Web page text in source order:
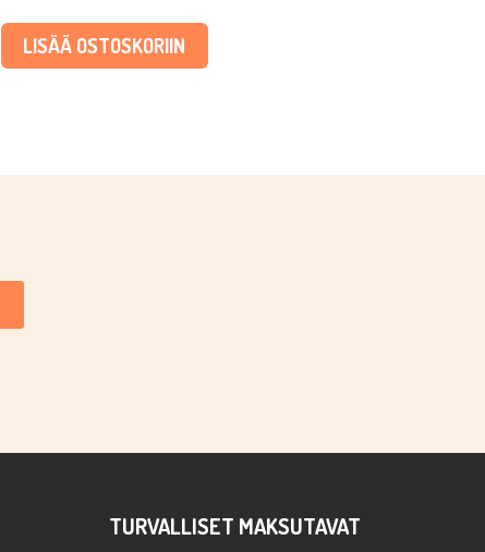
€6,90.€3,80.
LISÄÄ OSTOSKORIIN
TURVALLISET MAKSUTAVAT